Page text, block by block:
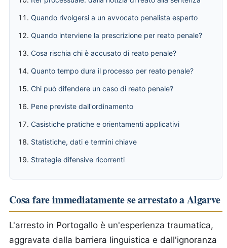
Quando rivolgersi a un avvocato penalista esperto
Quando interviene la prescrizione per reato penale?
Cosa rischia chi è accusato di reato penale?
Quanto tempo dura il processo per reato penale?
Chi può difendere un caso di reato penale?
Pene previste dall'ordinamento
Casistiche pratiche e orientamenti applicativi
Statistiche, dati e termini chiave
Strategie difensive ricorrenti
Cosa fare immediatamente se arrestato a Algarve
L'arresto in Portogallo è un'esperienza traumatica,
aggravata dalla barriera linguistica e dall'ignoranza